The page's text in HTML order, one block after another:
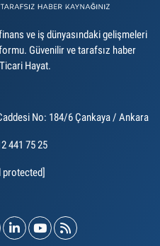
ve iş dünyasındaki gelişmeleri
Güvenilir ve tarafsız haber
Hayat.
No: 184/6 Çankaya / Ankara
441 75 25
protected]